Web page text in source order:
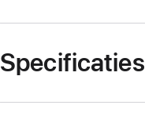
Specificaties